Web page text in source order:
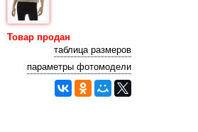
Товар продан
таблица размеров
параметры фотомодели